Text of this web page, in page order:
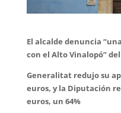
El alcalde denuncia
con el Alto Vinalopó”
Generalitat redujo su
euros, y la Diputación
euros, un 64%